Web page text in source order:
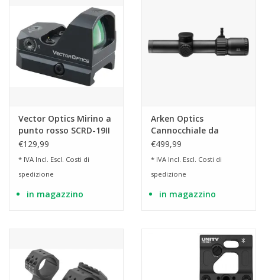
Vector Optics Mirino a
punto rosso SCRD-19II
Frenzy 1x17x24
€129,99
* IVA Incl. Escl. Costi di
spedizione
in magazzino
Arken Optics
Cannocchiale da
puntamento EP-8 1-
€499,99
* IVA Incl. Escl. Costi di
spedizione
in magazzino